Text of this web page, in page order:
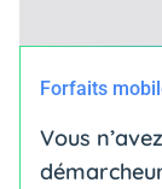
Forfaits
Vous